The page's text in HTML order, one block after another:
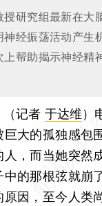
授研究组最新在大
神经振荡活动产生
上帮助揭示神经精
（记者 于达维）
巨大的孤独感包
人，而当她突然
中的那根弦就崩
因，至今人类